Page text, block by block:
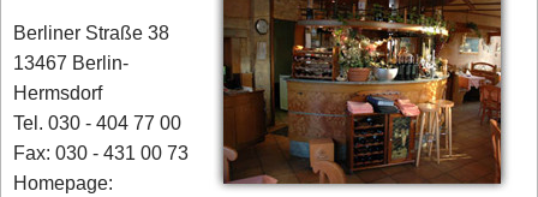
Berliner Straße 38
13467 Berlin-
Hermsdorf
Tel. 030 - 404 77 00‎
Fax: 030 - 431 00 73
Homepage: